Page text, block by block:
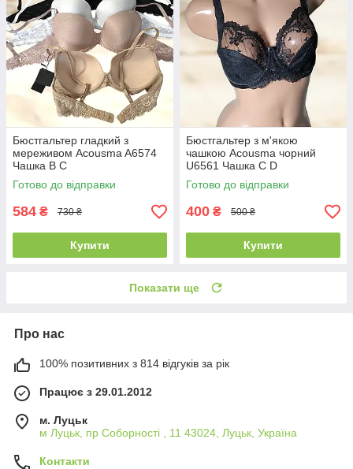
Бюстгальтер гладкий з
мереживом Acousma A6574
Чашка B C
Готово до відправки
584 ₴ 730 ₴
Купити
Бюстгальтер з м'якою
чашкою Acousma чорний
U6561 Чашка C D
Готово до відправки
400 ₴ 500 ₴
Купити
Показати ще
Про нас
100% позитивних з 814 відгуків за рік
Працює з 29.01.2012
м. Луцьк
м Луцьк, пр Соборності , 11 43024, Луцьк, Україна
Контакти